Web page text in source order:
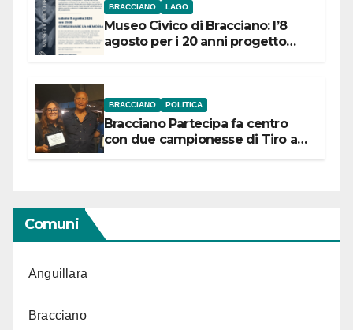
BRACCIANO LAGO
Museo Civico di Bracciano: l’8
agosto per i 20 anni progetto
BRACCIANO POLITICA
Bracciano Partecipa fa centro
con due campionesse di Tiro a
Comuni
Anguillara
Bracciano